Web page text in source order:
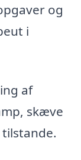
og
i
af
skæve